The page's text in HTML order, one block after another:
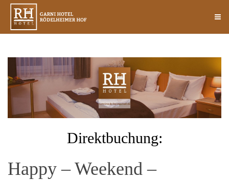
Direktbuchung:
Happy – Weekend –